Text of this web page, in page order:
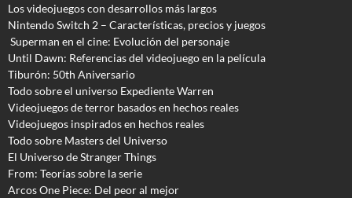
Los videojuegos con desarrollos más largos
Nintendo Switch 2 – Características, precios y juegos
Superman en el cine: Evolución del personaje
Until Dawn: Referencias del videojuego en la película
Tiburón: 50th Aniversario
Todo sobre el universo Expediente Warren
Videojuegos de terror basados en hechos reales
Videojuegos inspirados en hechos reales
Todo sobre Masters del Universo
El Universo de Stranger Things
From: Teorías sobre la serie
Arcos One Piece: Del peor al mejor